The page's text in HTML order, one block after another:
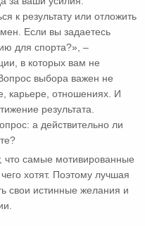
к результату или отложить
Если вы задаетесь
для спорта?», –
в которых вам не
выбора важен не
карьере, отношениях. И
результата.
а действительно ли
что самые мотивированные
хотят. Поэтому лучшая
свои истинные желания и